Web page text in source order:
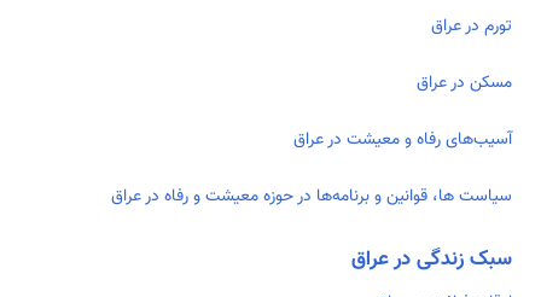
تورم در عراق
مسکن در عراق
آسیب‌های رفاه و معیشت در عراق
سیاست ها، قوانین و برنامه‌ها در حوزه معیشت و رفاه در عراق
سبک زندگی در عراق